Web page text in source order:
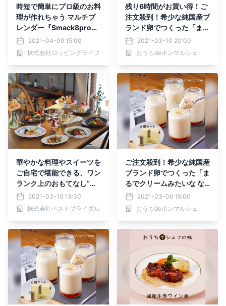
時短で簡単にプロ級のお料
理が作れちゃう マルチブ
レンダー『Smack8pro』
（スマックエイトプロ）新
発売！
2021-04-09 15:00
株式会社ロッピングライフ
残り6時間がお買い得！ご
注文殺到！希少な純国産ブ
ランド卵でつくった「まる
でクリームみたいな なめ
らかぷりん」
2021-03-10 20:00
おうちdeボンマルシェ
華やかな料理やスイーツを
ご自宅で堪能できる、ワン
ランク上のおもてなし“お
うちごはん” 『おうち de
レストラン』テイクアウト
販売
2021-03-10 18:30
株式会社ベストブライダル
ご注文殺到！希少な純国産
ブランド卵でつくった「ま
るでクリームみたいな な
めらかぷりん」新発売！
2021-03-06 15:00
おうちdeボンマルシェ